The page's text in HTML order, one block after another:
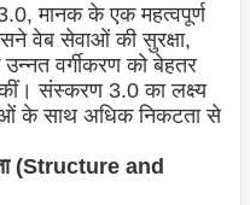
मानक के एक महत्वपूर्ण
वेब सेवाओं की सुरक्षा,
वर्गीकरण को बेहतर
संस्करण 3.0 का लक्ष्य
के साथ अधिक निकटता से
(Structure and